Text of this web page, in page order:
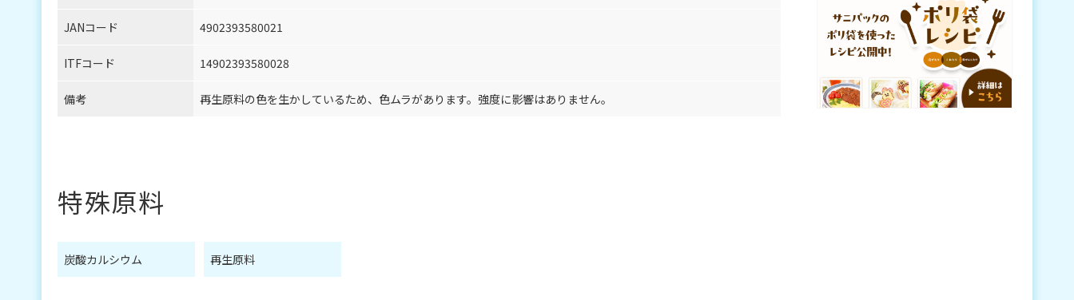
JANコード 4902393580021
ITFコード 14902393580028
備考 再生原料の色を生かしているため、色ムラがあります。強度に影響はありません。
特殊原料
炭酸カルシウム 再生原料